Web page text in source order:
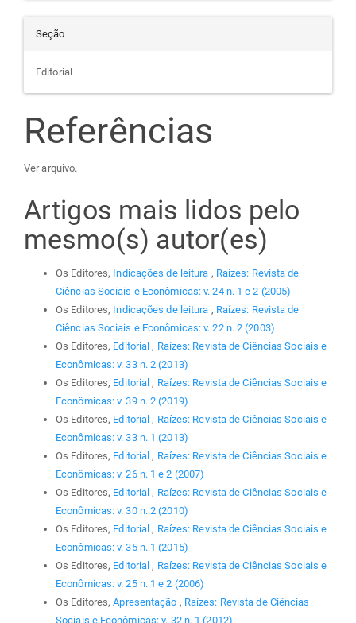
Seção
Editorial
Referências
Ver arquivo.
Artigos mais lidos pelo
mesmo(s) autor(es)
Os Editores, Indicações de leitura , Raízes: Revista de
Ciências Sociais e Econômicas: v. 24 n. 1 e 2 (2005)
Os Editores, Indicações de leitura , Raízes: Revista de
Ciências Sociais e Econômicas: v. 22 n. 2 (2003)
Os Editores, Editorial , Raízes: Revista de Ciências Sociais e
Econômicas: v. 33 n. 2 (2013)
Os Editores, Editorial , Raízes: Revista de Ciências Sociais e
Econômicas: v. 39 n. 2 (2019)
Os Editores, Editorial , Raízes: Revista de Ciências Sociais e
Econômicas: v. 33 n. 1 (2013)
Os Editores, Editorial , Raízes: Revista de Ciências Sociais e
Econômicas: v. 26 n. 1 e 2 (2007)
Os Editores, Editorial , Raízes: Revista de Ciências Sociais e
Econômicas: v. 30 n. 2 (2010)
Os Editores, Editorial , Raízes: Revista de Ciências Sociais e
Econômicas: v. 35 n. 1 (2015)
Os Editores, Editorial , Raízes: Revista de Ciências Sociais e
Econômicas: v. 25 n. 1 e 2 (2006)
Os Editores,Apresentação , Raízes: Revista de Ciências
Sociais e Econômicas: v. 32 n. 1 (2012)